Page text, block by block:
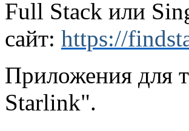
Full Stack или
сайт: https://
Приложения для
Starlink".